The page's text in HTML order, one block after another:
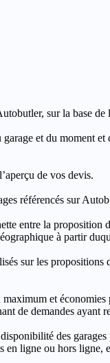
sur la base
et du moment et
de vos devis.
référencés sur
entre la proposition
à partir
sur les propositions
et économies
de demandes ayant
des
ligne ou hors ligne,